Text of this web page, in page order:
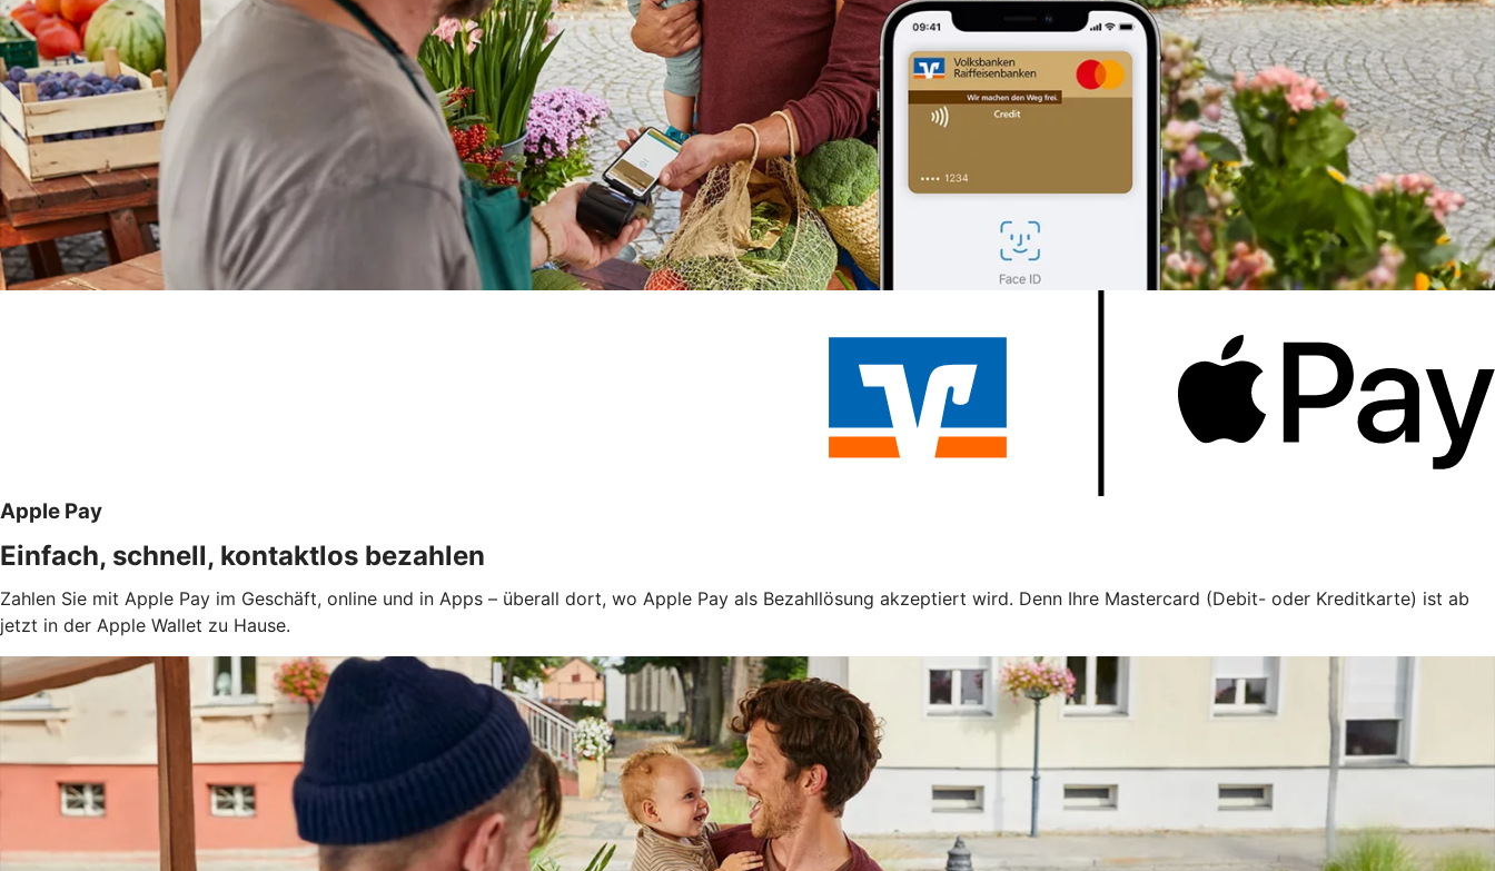
Apple Pay
Einfach, schnell, kontaktlos bezahlen
Zahlen Sie mit Apple Pay im Geschäft, online und in Apps – überall dort, wo Apple Pay als Bezahllösung akzeptiert wird. Denn Ihre Mastercard (Debit- oder Kreditkarte) ist ab
jetzt in der Apple Wallet zu Hause.